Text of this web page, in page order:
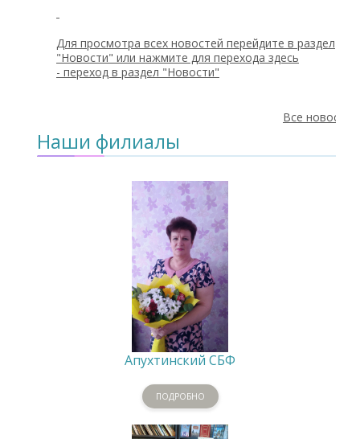
Для просмотра всех новостей перейдите в раздел
"Новости" или нажмите для перехода здесь
- переход в раздел "Новости"
Все новости
Наши филиалы
Апухтинский СБФ
ПОДРОБНО